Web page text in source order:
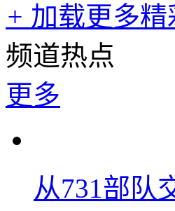
+ 加载更多精
频道热点
更多
从731部队